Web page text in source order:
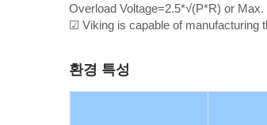
Overload Voltage=2.5*√(P*R) or
☑ Viking is capable of manufacturing
환경 특성